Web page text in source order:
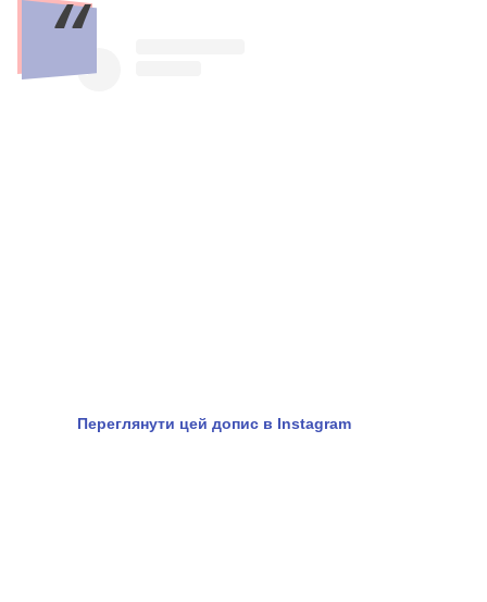
Переглянути цей допис в Instagram